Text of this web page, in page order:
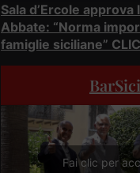
Sala d’Ercole
Abbate: “Norma
famiglie siciliane”
Fai clic per